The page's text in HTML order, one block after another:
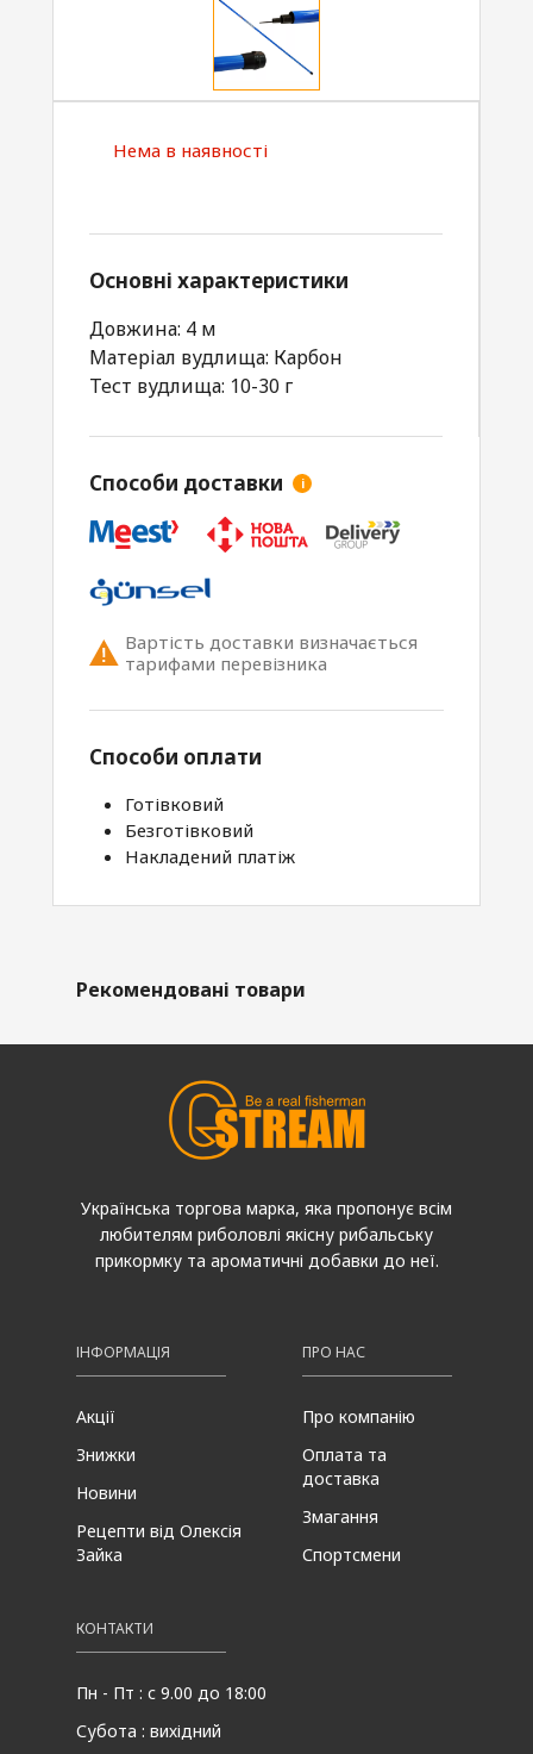
Нема в наявності
Основні характеристики
Довжина: 4 м
Матеріал вудлища: Карбон
Тест вудлища: 10-30 г
Способи доставки i
Вартість доставки визначається
тарифами перевізника
Способи оплати
Готівковий
Безготівковий
Накладений платіж
Рекомендовані товари
Українська торгова марка, яка пропонує всім
любителям риболовлі якісну рибальську
прикормку та ароматичні добавки до неї.
ІНФОРМАЦІЯ
Акції
Знижки
Новини
Рецепти від Олексія
Зайка
ПРО НАС
Про компанію
Оплата та
доставка
Змагання
Спортсмени
КОНТАКТИ
Пн - Пт : с 9.00 до 18:00
Субота : вихідний